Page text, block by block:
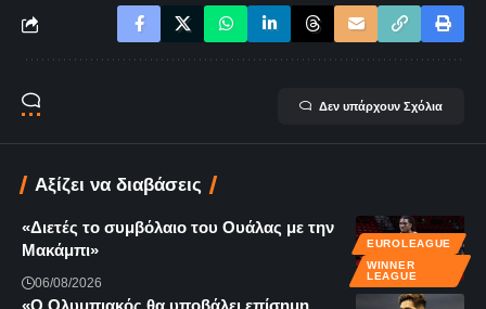
Δεν υπάρχουν Σχόλια
Αξίζει να διαβάσεις
EUROLEAGUE
WINNER
LEAGUE
«Διετές το συμβόλαιο του Ουάλας με την
Μακάμπι»
06/08/2026